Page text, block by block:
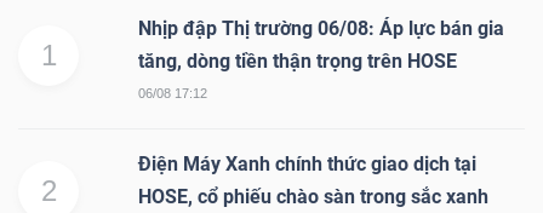
1
Nhịp đập Thị trường 06/08: Áp lực bán gia
tăng, dòng tiền thận trọng trên HOSE
06/08 17:12
2
Điện Máy Xanh chính thức giao dịch tại
HOSE, cổ phiếu chào sàn trong sắc xanh